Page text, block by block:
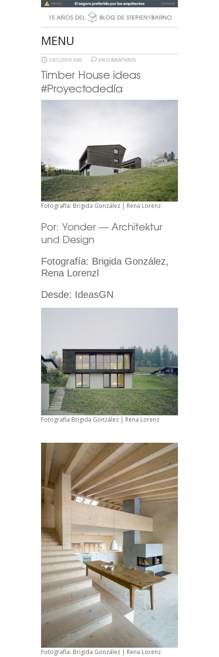
MENU
03/12/2019, 8:00 SIN COMENTARIOS
Timber House ideas
#Proyectodedía
Fotografía: Brigida González | Rena Lorenz
Por: Yonder — Architektur
und Design
Fotografía: Brigida González,
Rena Lorenzl
Desde: IdeasGN
Fotografía:Brigida González | Rena Lorenz
Fotografía: Brigida González | Rena Lorenz